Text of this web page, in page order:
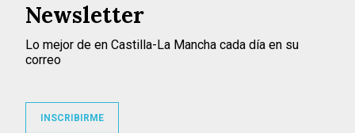
Newsletter
Lo mejor de en Castilla-La Mancha cada día en su
correo
INSCRIBIRME